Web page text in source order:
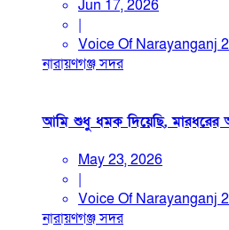
Jun 17, 2026
|
Voice Of Narayanganj
নারায়ণগঞ্জ সদর
আমি শুধু ধমক দিয়েছি, মারধরের
May 23, 2026
|
Voice Of Narayanganj
নারায়ণগঞ্জ সদর